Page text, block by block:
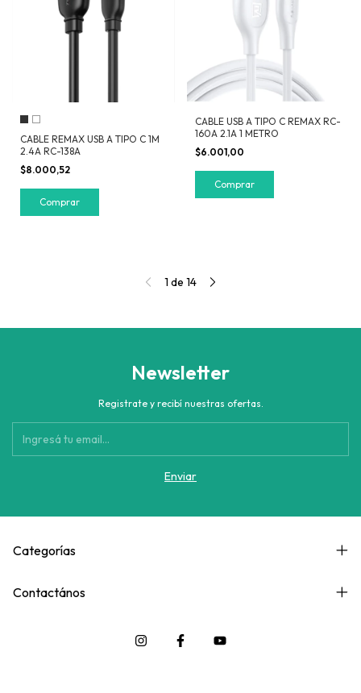
CABLE REMAX USB A TIPO C 1M
2.4A RC-138A
$8.000,52
Comprar
CABLE USB A TIPO C REMAX RC-
160A 2.1A 1 METRO
$6.001,00
1 de 14
Newsletter
Registrate y recibí nuestras ofertas.
Categorías
Contactános